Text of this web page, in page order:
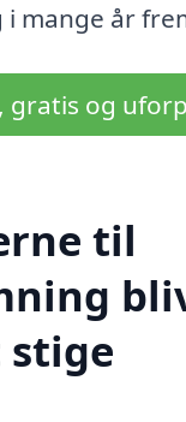
i mange år
gratis og
til
stige